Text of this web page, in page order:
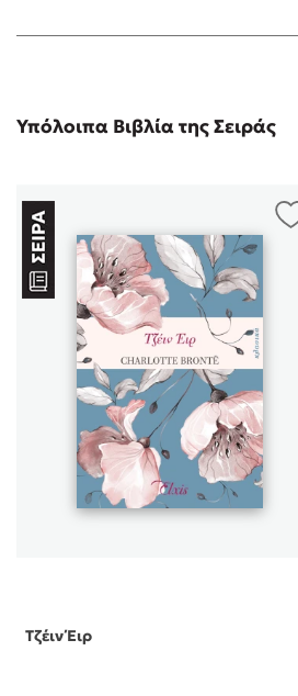
Υπόλοιπα Βιβλία της Σειράς
Τζέιν Έιρ